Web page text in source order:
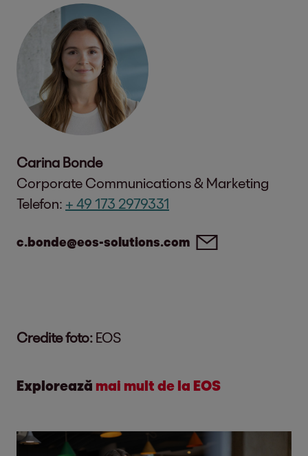
Carina Bonde
Corporate Communications & Marketing
Telefon: + 49 173 2979331
c.bonde@eos-solutions.com
Credite foto: EOS
Explorează mai mult de la EOS